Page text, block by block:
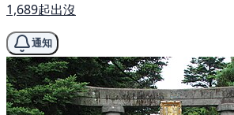
1,689起出沒
通知